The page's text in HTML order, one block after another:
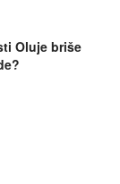
Oluje briše